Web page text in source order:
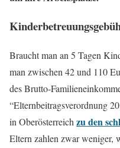
Braucht man an 5 Tagen
man zwischen 42 und 110
des Brutto-
“Elternbeitragsverordnung
in Oberösterreich zu den
Eltern zahlen zwar weniger,